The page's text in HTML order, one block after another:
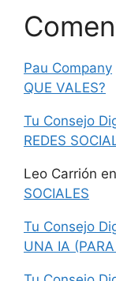
Pau Company
QUE VALES?
Tu Consejo
REDES
Leo Carrión en
SOCIALES
Tu Consejo
UNA IA